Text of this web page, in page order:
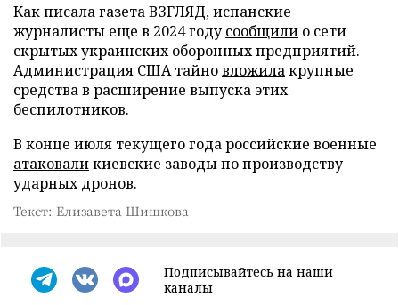
Как писала газета ВЗГЛЯД, испанские
журналисты еще в 2024 годусообщили о сети
скрытых украинских оборонных предприятий.
Администрация США тайновложилакрупные
средства в расширение выпуска этих
беспилотников.
В конце июля текущего года российские военные
атаковаликиевские заводы по производству
ударных дронов.
Текст: Елизавета Шишкова
Подписывайтесь на наши
каналы